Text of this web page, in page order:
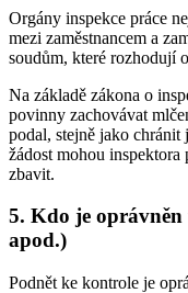
Orgány inspekce práce
mezi zaměstnancem a
soudům, které rozhodují
Na základě zákona o
povinny zachovávat
podal, stejně jako chránit
žádost mohou
zbavit.
5. Kdo je oprávněn
apod.)
Podnět ke kontrole je